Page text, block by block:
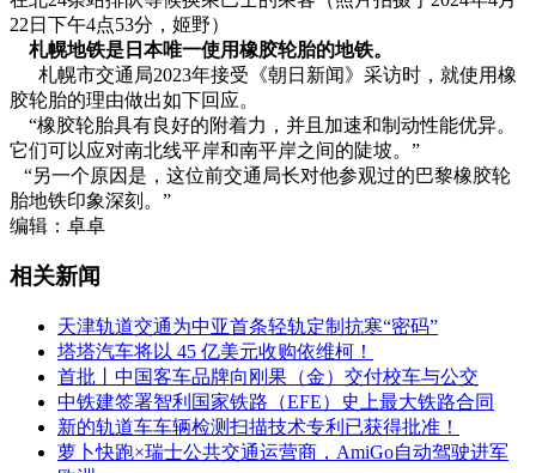
22日下午4点53分，姬野）
札幌地铁是日本唯一使用橡胶轮胎的地铁。
札幌市交通局2023年接受《朝日新闻》采访时，就使用橡
胶轮胎的理由做出如下回应。
“橡胶轮胎具有良好的附着力，并且加速和制动性能优异。
它们可以应对南北线平岸和南平岸之间的陡坡。”
“另一个原因是，这位前交通局长对他参观过的巴黎橡胶轮
胎地铁印象深刻。”
编辑：卓卓
相关新闻
天津轨道交通为中亚首条轻轨定制抗寒“密码”
塔塔汽车将以 45 亿美元收购依维柯！
首批丨中国客车品牌向刚果（金）交付校车与公交
中铁建签署智利国家铁路（EFE）史上最大铁路合同
新的轨道车车辆检测扫描技术专利已获得批准！
萝卜快跑×瑞士公共交通运营商，AmiGo自动驾驶进军